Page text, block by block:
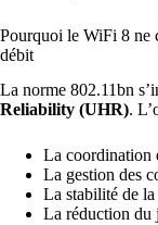
Pourquoi le WiFi 8 ne
débit
La norme 802.11bn
Reliability (UHR).
La coordination
La gestion des
La stabilité de la
La réduction du